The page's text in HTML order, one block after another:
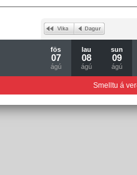
fös
07
ágú
lau
08
ágú
sun
09
ágú
Smelltu á